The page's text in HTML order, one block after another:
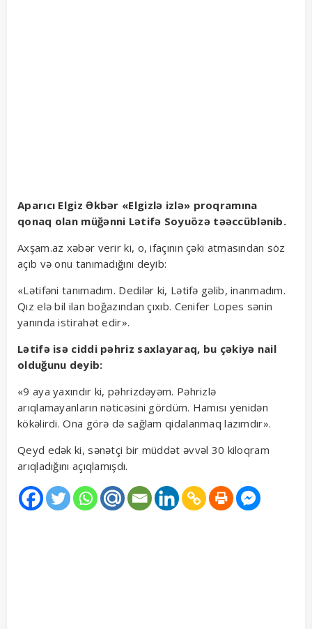
Aparıcı Elgiz Əkbər «Elgizlə izlə» proqramına
qonaq olan müğənni Lətifə Soyuözə təəccüblənib.
Axşam.az xəbər verir ki, o, ifaçının çəki atmasından söz
açıb və onu tanımadığını deyib:
«Lətifəni tanımadım. Dedilər ki, Lətifə gəlib, inanmadım.
Qız elə bil ilan boğazından çıxıb. Cenifer Lopes sənin
yanında istirahət edir».
Lətifə isə ciddi pəhriz saxlayaraq, bu çəkiyə nail
olduğunu deyib:
«9 aya yaxındır ki, pəhrizdəyəm. Pəhrizlə
arıqlamayanların nəticəsini gördüm. Hamısı yenidən
kökəlirdi. Ona görə də sağlam qidalanmaq lazımdır».
Qeyd edək ki, sənətçi bir müddət əvvəl 30 kiloqram
arıqladığını açıqlamışdı.